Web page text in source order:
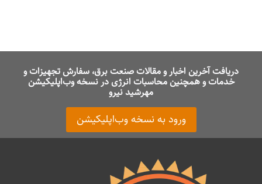
دریافت آخرین اخبار و مقالات صنعت برق، سفارش تجهیزات و
خدمات و همچنین محاسبات انرژی در نسخه وب‌اپلیکیشن
مهرشید نیرو
ورود به نسخه وب‌اپلیکیشن